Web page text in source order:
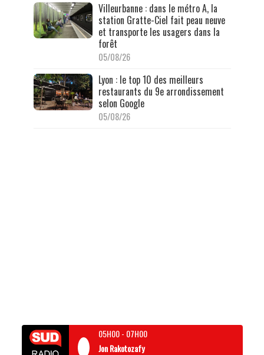
Villeurbanne : dans le métro A, la
station Gratte-Ciel fait peau neuve
et transporte les usagers dans la
forêt
05/08/26
Lyon : le top 10 des meilleurs
restaurants du 9e arrondissement
selon Google
05/08/26
05H00- 07H00
Jon Rakotozafy